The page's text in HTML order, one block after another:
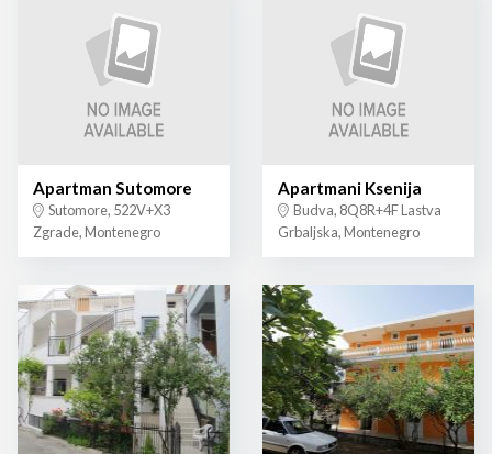
Apartman Sutomore
Sutomore, 522V+X3
Zgrade, Montenegro
Apartmani Ksenija
Budva, 8Q8R+4F Lastva
Grbaljska, Montenegro